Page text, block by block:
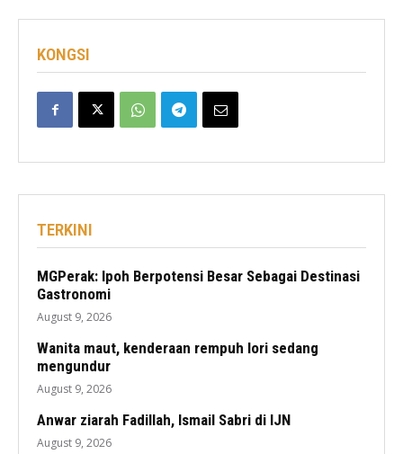
KONGSI
TERKINI
MGPerak: Ipoh Berpotensi Besar Sebagai Destinasi
Gastronomi
August 9, 2026
Wanita maut, kenderaan rempuh lori sedang
mengundur
August 9, 2026
Anwar ziarah Fadillah, Ismail Sabri di IJN
August 9, 2026